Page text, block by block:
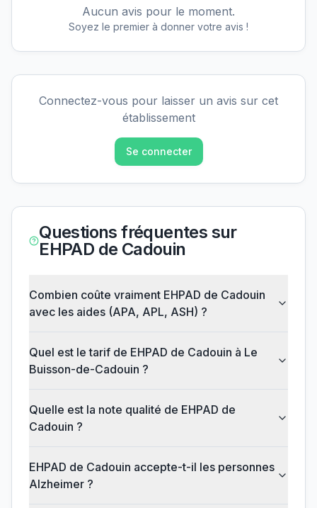
Aucun avis pour le moment.
Soyez le premier à donner votre avis !
Connectez-vous pour laisser un avis sur cet
établissement
Se connecter
Questions fréquentes sur
EHPAD de Cadouin
Combien coûte vraiment EHPAD de Cadouin
avec les aides (APA, APL, ASH) ?
Quel est le tarif de EHPAD de Cadouin à Le
Buisson-de-Cadouin ?
Quelle est la note qualité de EHPAD de
Cadouin ?
EHPAD de Cadouin accepte-t-il les personnes
Alzheimer ?